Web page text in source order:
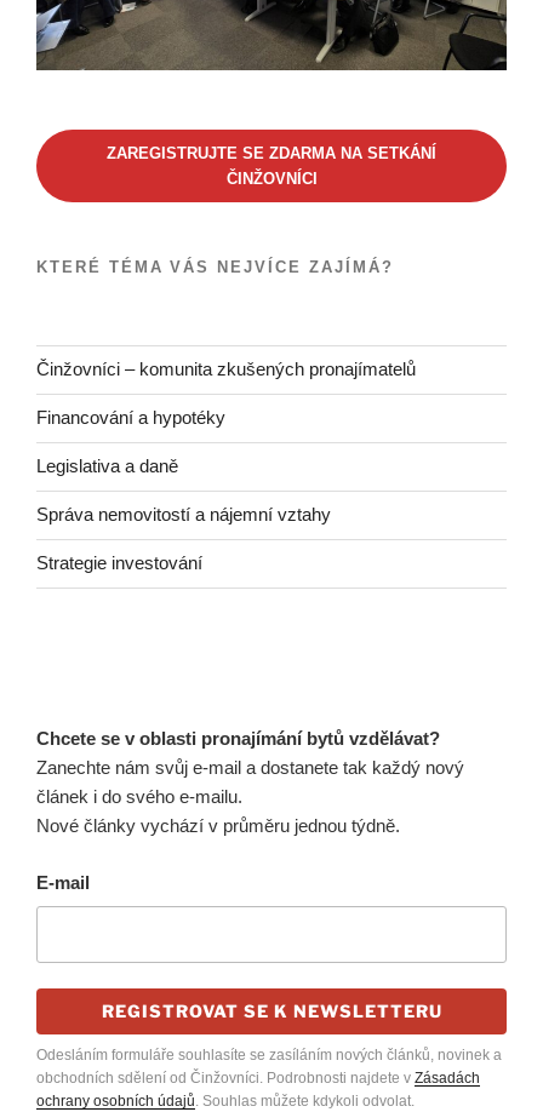
ZAREGISTRUJTE SE ZDARMA NA SETKÁNÍ
ČINŽOVNÍCI
KTERÉ TÉMA VÁS NEJVÍCE ZAJÍMÁ?
Činžovníci – komunita zkušených pronajímatelů
Financování a hypotéky
Legislativa a daně
Správa nemovitostí a nájemní vztahy
Strategie investování
Chcete se v oblasti pronajímání bytů vzdělávat?
Zanechte nám svůj e-mail a dostanete tak každý nový
článek i do svého e-mailu.
Nové články vychází v průměru jednou týdně.
E-mail
REGISTROVAT SE K NEWSLETTERU
Odesláním formuláře souhlasíte se zasíláním nových článků, novinek a
obchodních sdělení od Činžovníci. Podrobnosti najdete v Zásadách
ochrany osobních údajů. Souhlas můžete kdykoli odvolat.